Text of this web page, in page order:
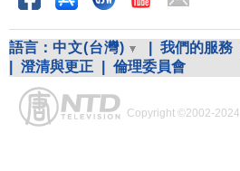
語言： 中文(台灣) 我們的服務
澄清與更正 倫理委員會
Copyright ©2002-2024